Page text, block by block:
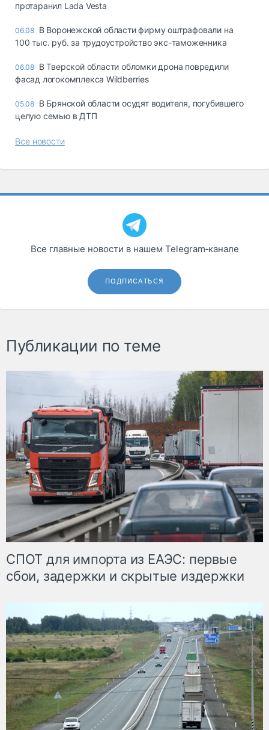
протаранил Lada Vesta
06.08 В Воронежской области фирму оштрафовали на
100 тыс. руб. за трудоустройство экс-таможенника
06.08 В Тверской области обломки дрона повредили
фасад логокомплекса Wildberries
05.08 В Брянской области осудят водителя, погубившего
целую семью в ДТП
Все новости
Все главные новости в нашем Telegram‑канале
ПОДПИСАТЬСЯ
Публикации по теме
СПОТ для импорта из ЕАЭС: первые
сбои, задержки и скрытые издержки